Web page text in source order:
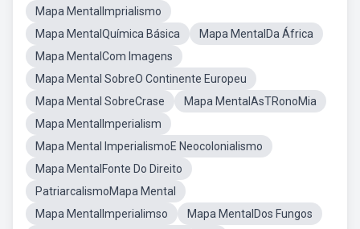
Mapa MentalImprialismo
Mapa MentalQuímica Básica
Mapa MentalDa África
Mapa MentalCom Imagens
Mapa Mental SobreO Continente Europeu
Mapa Mental SobreCrase
Mapa MentalAsTRonoMia
Mapa MentalImperialism
Mapa Mental ImperialismoE Neocolonialismo
Mapa MentalFonte Do Direito
PatriarcalismoMapa Mental
Mapa MentalImperialimso
Mapa MentalDos Fungos